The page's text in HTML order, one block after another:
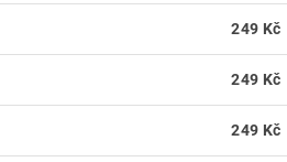
249 Kč
249 Kč
249 Kč